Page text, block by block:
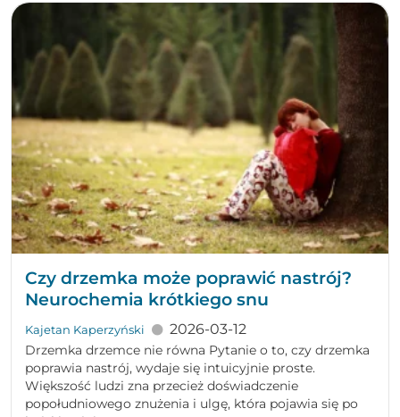
Czy drzemka może poprawić nastrój?
Neurochemia krótkiego snu
Kajetan Kaperzyński 2026-03-12
Drzemka drzemce nie równa Pytanie o to, czy drzemka
poprawia nastrój, wydaje się intuicyjnie proste.
Większość ludzi zna przecież doświadczenie
popołudniowego znużenia i ulgę, która pojawia się po